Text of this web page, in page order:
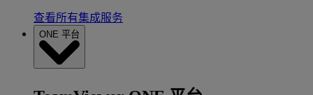
查看所有集成服务
ONE 平台